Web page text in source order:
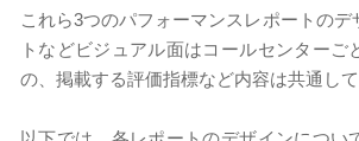
これら3つのパフォーマンスレポートのデ
トなどビジュアル面はコールセンターご
の、掲載する評価指標など内容は共通して